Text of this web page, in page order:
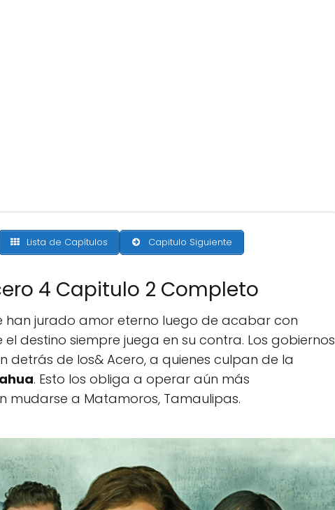
Lista de Capítulos Capitulo Siguiente
4 Capitulo 2 Completo
han jurado amor eterno luego de acabar con
destino siempre juega en su contra. Los gobiernos
detrás de los& Acero, a quienes culpan de la
. Esto los obliga a operar aún más
mudarse a Matamoros, Tamaulipas.